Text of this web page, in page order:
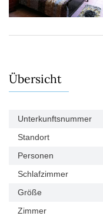
Übersicht
Unterkunftsnummer
Standort
Personen
Schlafzimmer
Größe
Zimmer